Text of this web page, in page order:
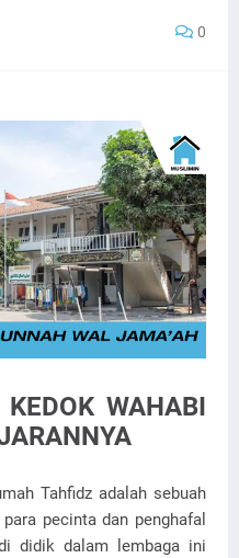
0
WAHABI
Tahfidz adalah sebuah
pecinta dan penghafal
didik dalam lembaga ini